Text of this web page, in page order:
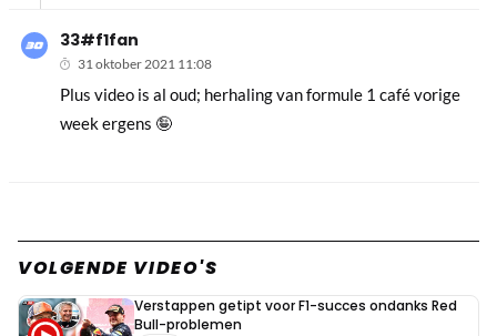
33#f1fan
31 oktober 2021 11:08
Plus video is al oud; herhaling van formule 1 café vorige
week ergens 🤪
VOLGENDE VIDEO'S
Verstappen getipt voor F1-succes ondanks Red
Bull-problemen